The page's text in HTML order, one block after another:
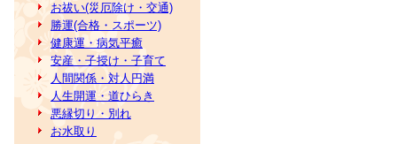
お祓い(災厄除け・交通)
勝運(合格・スポーツ)
健康運・病気平癒
安産・子授け・子育て
人間関係・対人円満
人生開運・道ひらき
悪縁切り・別れ
お水取り